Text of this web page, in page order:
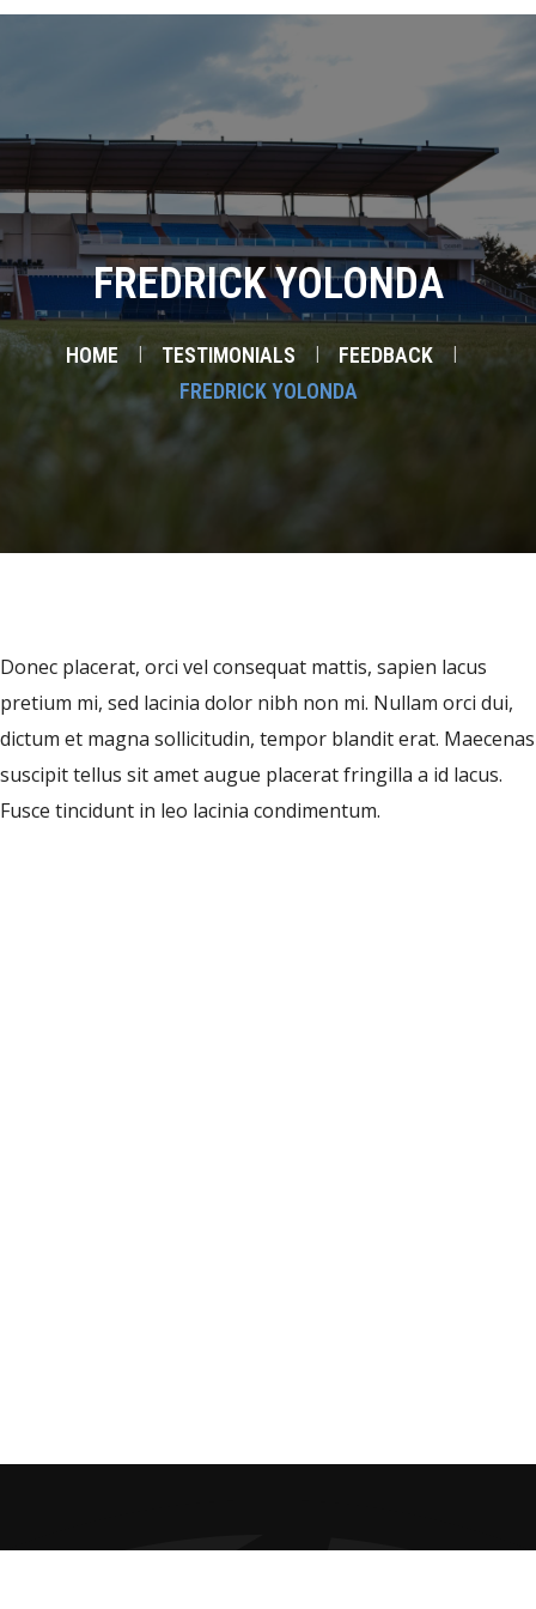
АКАДЕМИЯ
ФАН-ШОП
НОВОСТИ
ГАЛЛЕРЕЯ
FREDRICK YOLONDA
HOME TESTIMONIALS
FEEDBACK
FREDRICK YOLONDA
Donec placerat, orci vel consequat mattis, sapien lacus
pretium mi, sed lacinia dolor nibh non mi. Nullam orci dui,
dictum et magna sollicitudin, tempor blandit erat. Maecenas
suscipit tellus sit amet augue placerat fringilla a id lacus.
Fusce tincidunt in leo lacinia condimentum.